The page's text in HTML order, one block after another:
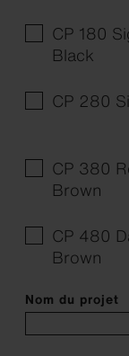
CP 180
Black
CP 280
CP 380
Brown
CP 480
Brown
Nom du projet